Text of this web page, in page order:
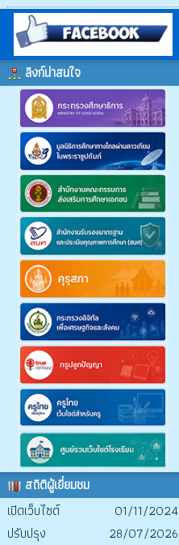
ลิงก์น่าสนใจ
สถิติผู้เยี่ยมชม
เปิดเว็บไซต์
01/11/2024
ปรับปรุง
28/07/2026